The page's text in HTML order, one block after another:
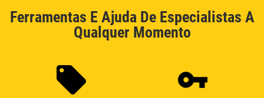
Ferramentas E Ajuda De Especialistas A
Qualquer Momento